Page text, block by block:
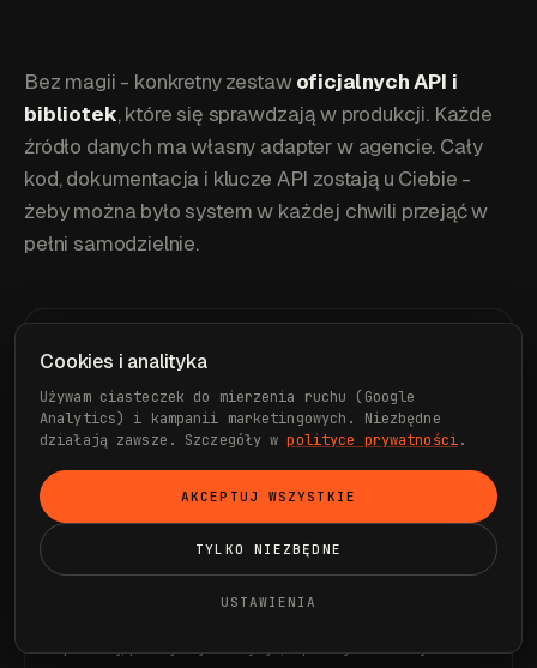
Bez magii - konkretny zestawoficjalnych API i
bibliotek, które się sprawdzają w produkcji. Każde
źródło danych ma własny adapter w agencie. Cały
kod, dokumentacja i klucze API zostają u Ciebie -
żeby można było system w każdej chwili przejąć w
pełni samodzielnie.
C Claude Opus 4.8 · Anthropic
MÓZG AGENTA · RUNTIME
Decyzje agenta podejmuje Claude - aktualnie
Opus 4.8od Anthropic (kontekst do 1M tokenów).
Sam program agenta to skrypt Python
korzystający zAnthropic Agent SDK(lub
Anthropic Python SDK dla prostszych wdrożeń) -
poniżej, podejmuje decyzje, raportuje i kończy.
Cookies i analityka
Używam ciasteczek do mierzenia ruchu (Google
Analytics) i kampanii marketingowych. Niezbędne
działają zawsze. Szczegóły wpolityce prywatności.
AKCEPTUJ WSZYSTKIE
TYLKO NIEZBĘDNE
USTAWIENIA